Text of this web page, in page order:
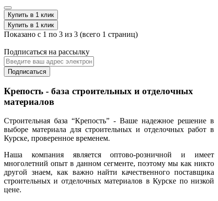
Купить в 1 клик
Купить в 1 клик
Показано с 1 по 3 из 3 (всего 1 страниц)
Подписаться на рассылку
Подписаться
Крепость - база строительных и отделочных
материалов
Строительная база “Крепость” - Ваше надежное решение в
выборе материала для строительных и отделочных работ в
Курске, проверенное временем.
Наша компания является оптово-розничной и имеет
многолетний опыт в данном сегменте, поэтому мы как никто
другой знаем, как важно найти качественного поставщика
строительных и отделочных материалов в Курске по низкой
цене.